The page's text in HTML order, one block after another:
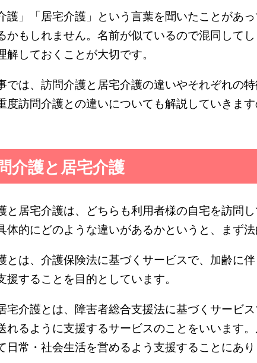
護」「居宅介護」という言葉を聞いたことがあ
かもしれません。名前が似ているので混同して
解しておくことが大切です。
では、訪問介護と居宅介護の違いやそれぞれの特
度訪問介護との違いについても解説していきま
介護と居宅介護
と居宅介護は、どちらも利用者様の自宅を訪問
体的にどのような違いがあるかというと、まず法
とは、介護保険法に基づくサービスで、加齢に
援することを目的としています。
宅介護とは、障害者総合支援法に基づくサービ
れるように支援するサービスのことをいいます
日常・社会生活を営めるよう支援することにあり